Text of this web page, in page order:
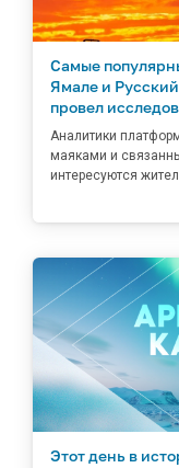
Самые
Ямале и
провел
Аналитики
маяками и
интересуются
Этот день в